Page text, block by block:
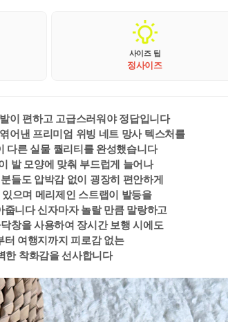
사이즈 팁
정사이즈
이 편하고 고급스러워야 정답입니다
어낸 프리미엄 위빙 네트 망사 텍스처를
다른 실물 퀄리티를 완성했습니다
발 모양에 맞춰 부드럽게 늘어나
들도 압박감 없이 굉장히 편안하게
으며 메리제인 스트랩이 발등을
줍니다 신자마자 놀랄 만큼 말랑하고
창을 사용하여 장시간 보행 시에도
터 여행지까지 피로감 없는
한 착화감을 선사합니다